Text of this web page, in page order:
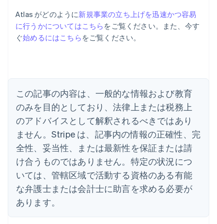
Atlas がどのように新規事業の立ち上げを迅速かつ容易
に行うかについてはこちら をご覧ください。また、今す
ぐ始めるにはこちら をご覧ください。
この記事の内容は、一般的な情報および教育
のみを目的としており、法律上または税務上
のアドバイスとして解釈されるべきではあり
ません。Stripe は、記事内の情報の正確性、完
全性、妥当性、または最新性を保証または請
け合うものではありません。特定の状況につ
いては、管轄区域で活動する資格のある有能
な弁護士または会計士に助言を求める必要が
あります。
アメリカ
EnglishEspañol简体中文
アラブ首長国連邦
インド
English
エストニア
English
オーストラリア
オーストリア
DeutschEnglish
オランダ
Nederlands English
カナダ
EnglishFrançais
キプロス
English